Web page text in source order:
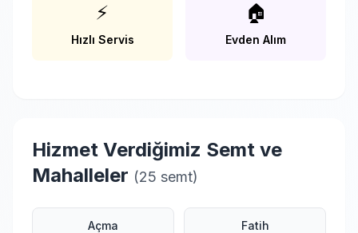
⚡
Hızlı Servis
🏠
Evden Alım
Hizmet Verdiğimiz Semt ve
Mahalleler (25 semt)
Açma Fatih